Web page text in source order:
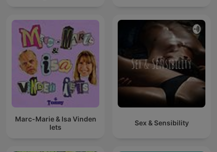
Marc-Marie & Isa Vinden
Iets
Sex & Sensibility